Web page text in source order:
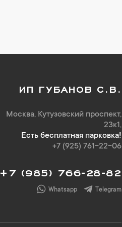
ИП ГУБАНОВ С.В.
Москва, Кутузовский проспект,
23к1,
Есть бесплатная парковка!
+7 (925) 761-22-06
+7 (985) 766-28-82
Whatsapp Telegram